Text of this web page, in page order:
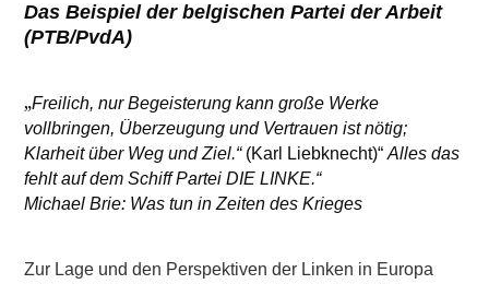
Das Beispiel der belgischen Partei der Arbeit
(PTB/PvdA)
„Freilich, nur Begeisterung kann große Werke
vollbringen, Überzeugung und Vertrauen ist nötig;
Klarheit über Weg und Ziel.“(Karl Liebknecht)“Alles das
fehlt auf dem Schiff Partei DIE LINKE.“
Michael Brie: Was tun in Zeiten des Krieges
Zur Lage und den Perspektiven der Linken in Europa